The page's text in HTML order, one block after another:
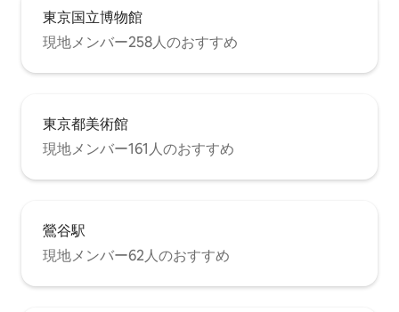
東京国立博物館
現地メンバー258人のおすすめ
東京都美術館
現地メンバー161人のおすすめ
鶯谷駅
現地メンバー62人のおすすめ